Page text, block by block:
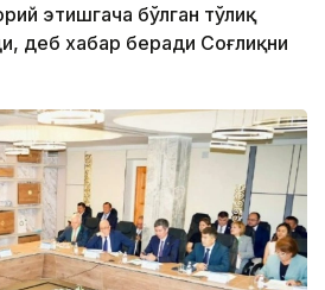
этишгача бўлган тўлиқ
деб хабар беради Соғлиқни